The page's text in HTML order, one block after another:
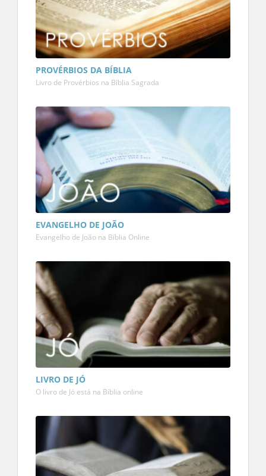
PROVÉRBIOS DA BÍBLIA
Livro de Provérbios na Bíblia Sagrada
EVANGELHO DE JOÃO
Evangelho de João na Bíblia Online
LIVRO DE JÓ
O livro de Jó está na Bíblia online